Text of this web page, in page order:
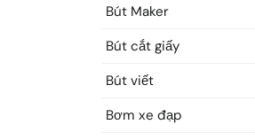
Bút Maker
Bút cắt giấy
Bút viết
Bơm xe đạp